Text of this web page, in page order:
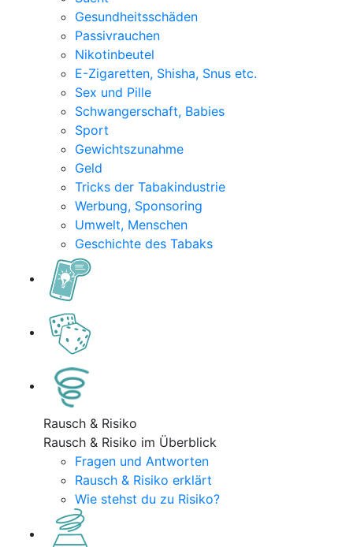
Gesundheitsschäden
Passivrauchen
Nikotinbeutel
E-Zigaretten, Shisha, Snus etc.
Sex und Pille
Schwangerschaft, Babies
Sport
Gewichtszunahme
Geld
Tricks der Tabakindustrie
Werbung, Sponsoring
Umwelt, Menschen
Geschichte des Tabaks
Rausch & Risiko
Rausch & Risiko im Überblick
Fragen und Antworten
Rausch & Risiko erklärt
Wie stehst du zu Risiko?